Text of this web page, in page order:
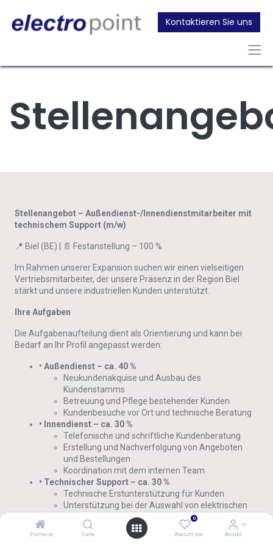
Startseite Suche
0
Wunschliste Account
Kontaktieren Sie uns
Stellenangebot – Außendienst-/Innendienstmitarbeiter mit
technischem Support (m/w)
📍 Biel (BE) | 📄 Festanstellung – 100 %
Im Rahmen unserer Expansion suchen wir einen vielseitigen
Vertriebsmitarbeiter, der unsere Präsenz in der Region Biel
stärkt und unsere industriellen Kunden unterstützt.
Ihre Aufgaben
Die Aufgabenaufteilung dient als Orientierung und kann bei
Bedarf an Ihr Profil angepasst werden:
• Außendienst – ca. 40 %
Neukundenakquise und Ausbau des
Kundenstamms
Betreuung und Pflege bestehender Kunden
Kundenbesuche vor Ort und technische Beratung
• Innendienst – ca. 30 %
Telefonische und schriftliche Kundenberatung
Erstellung und Nachverfolgung von Angeboten
und Bestellungen
Koordination mit dem internen Team
• Technischer Support – ca. 30 %
Technische Erstunterstützung für Kunden
Unterstützung bei der Auswahl von elektrischen
Komponenten und passenden Lösungen
Schnittstelle zwischen Kunden und internen